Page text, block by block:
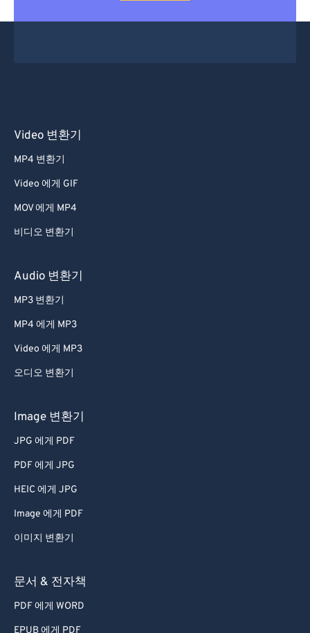
Video 변환기
MP4 변환기
Video 에게 GIF
MOV 에게 MP4
비디오 변환기
Audio 변환기
MP3 변환기
MP4 에게 MP3
Video 에게 MP3
오디오 변환기
Image 변환기
JPG 에게 PDF
PDF 에게 JPG
HEIC 에게 JPG
Image 에게 PDF
이미지 변환기
문서 & 전자책
PDF 에게 WORD
EPUB 에게 PDF